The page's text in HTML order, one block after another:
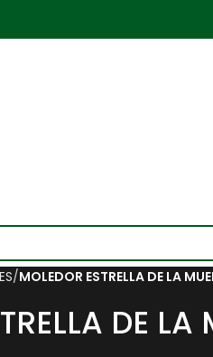
MOLEDOR ESTRELLA DE LA
DE LA